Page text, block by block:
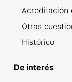
Acreditación
Otras
Histórico
De interés